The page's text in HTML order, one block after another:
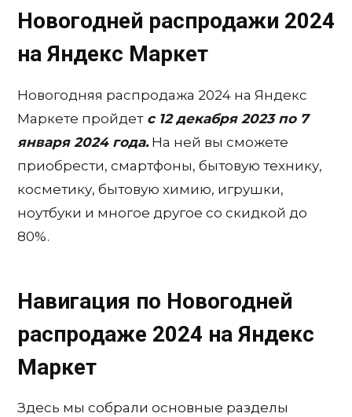
Новогодней распродажи 2024
на Яндекс Маркет
Новогодняя распродажа 2024 на Яндекс
Маркете пройдетс 12 декабря 2023 по 7
января 2024 года.На ней вы сможете
приобрести, смартфоны, бытовую технику,
косметику, бытовую химию, игрушки,
ноутбуки и многое другое со скидкой до
80%.
Навигация по Новогодней
распродаже 2024 на Яндекс
Маркет
Здесь мы собрали основные разделы